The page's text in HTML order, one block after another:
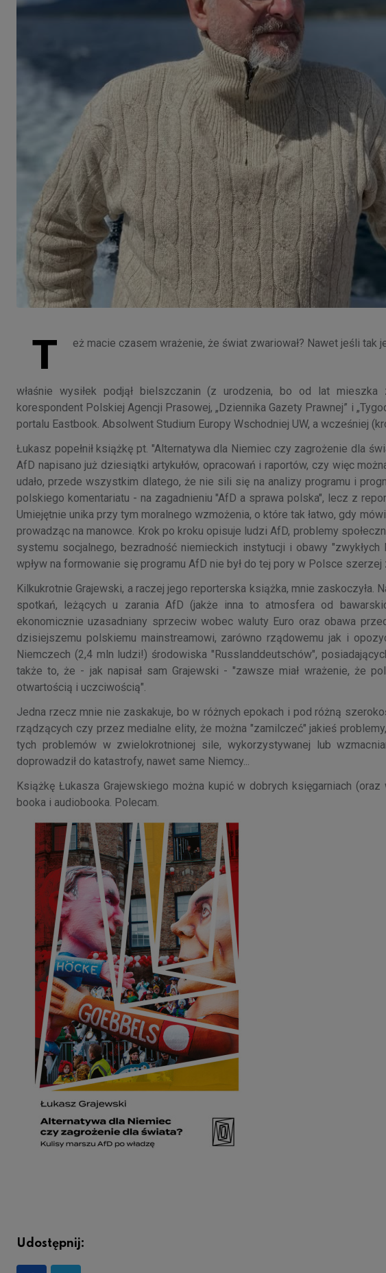
T eż macie czasem wrażenie, że świat zwariował? Nawet jeśli tak
właśnie wysiłek podjął bielszczanin (z urodzenia, bo od lat mieszka
korespondent Polskiej Agencji Prasowej, „Dziennika Gazety Prawnej” i
portalu Eastbook. Absolwent Studium Europy Wschodniej UW, a wcześniej
Łukasz popełnił książkę pt. "Alternatywa dla Niemiec czy zagrożenie dla
AfD napisano już dziesiątki artykułów, opracowań i raportów, czy więc
udało, przede wszystkim dlatego, że nie sili się na analizy programu i
polskiego komentariatu - na zagadnieniu "AfD a sprawa polska", lecz z
Umiejętnie unika przy tym moralnego wzmożenia, o które tak łatwo, gdy
prowadząc na manowce. Krok po kroku opisuje ludzi AfD, problemy
systemu socjalnego, bezradność niemieckich instytucji i obawy
wpływ na formowanie się programu AfD nie był do tej pory w Polsce szerzej
Kilkukrotnie Grajewski, a raczej jego reporterska książka, mnie
spotkań, leżących u zarania AfD (jakże inna to atmosfera od
ekonomicznie uzasadniany sprzeciw wobec waluty Euro oraz obawa
dzisiejszemu polskiemu mainstreamowi, zarówno rządowemu jak i
Niemczech (2,4 mln ludzi!) środowiska "Russlanddeutschów",
także to, że - jak napisał sam Grajewski - "zawsze miał wrażenie, że
otwartością i uczciwością".
Jedna rzecz mnie nie zaskakuje, bo w różnych epokach i pod różną
rządzących czy przez medialne elity, że można "zamilczeć" jakieś
tych problemów w zwielokrotnionej sile, wykorzystywanej lub
doprowadził do katastrofy, nawet same Niemcy...
Książkę Łukasza Grajewskiego można kupić w dobrych księgarniach
booka i audiobooka. Polecam.
Udostępnij: